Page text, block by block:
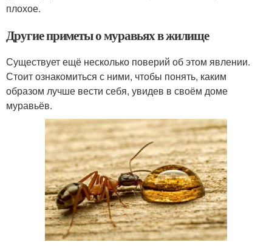
плохое.
Другие приметы о муравьях в жилище
Существует ещё несколько поверий об этом явлении.
Стоит ознакомиться с ними, чтобы понять, каким
образом лучше вести себя, увидев в своём доме
муравьёв.